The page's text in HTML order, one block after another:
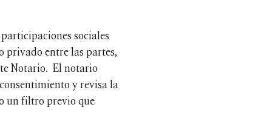
sociales
privado entre las partes,
Notario. El notario
y revisa la
un filtro previo que